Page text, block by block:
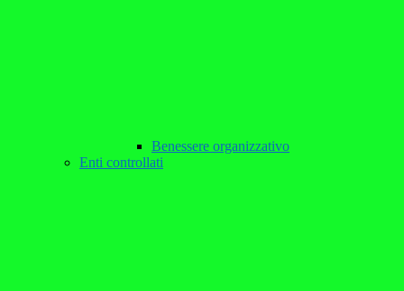
Benessere organizzativo
Enti controllati